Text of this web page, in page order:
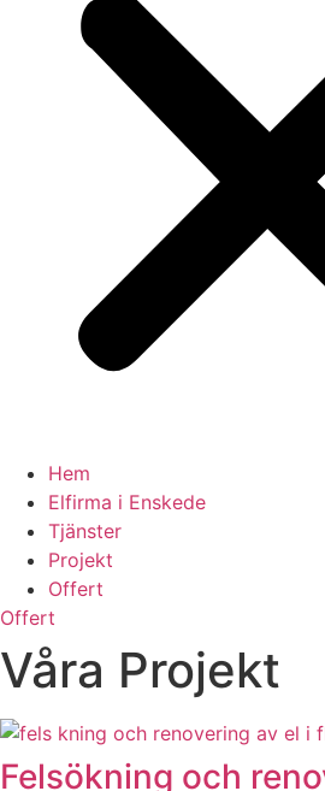
Hem
Elfirma i Enskede
Tjänster
Projekt
Offert
Offert
Våra Projekt
Felsökning och